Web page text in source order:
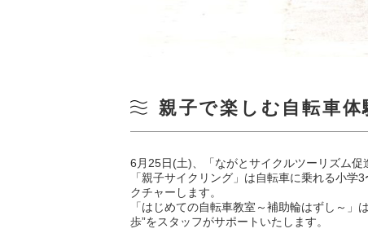
親子で楽しむ自転車体
6月25日(土)、「ながとサイクルツーリズム促
「親子サイクリング」は自転車に乗れる小
クチャーします。
「はじめての自転車教室～補助輪はずし～
歩”をスタッフがサポートいたします。